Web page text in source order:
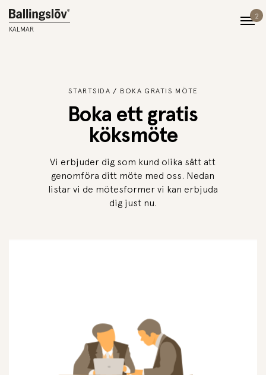
KALMAR
2
STARTSIDA BOKA GRATIS MÖTE
Boka ett gratis
köksmöte
Vi erbjuder dig som kund olika sätt att
genomföra ditt möte med oss. Nedan
listar vi de mötesformer vi kan erbjuda
dig just nu.